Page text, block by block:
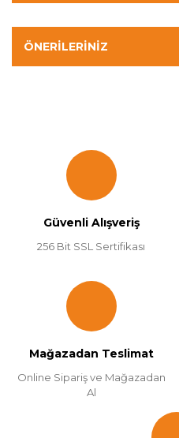
ÖNERILERINIZ
Güvenli Alışveriş
256 Bit SSL Sertifikası
Mağazadan Teslimat
Online Sipariş ve Mağazadan
Al